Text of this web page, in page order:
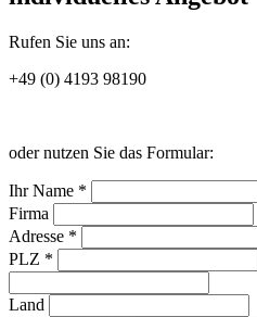
Rufen Sie uns an:
+49 (0) 4193 98190
oder nutzen Sie das Formular:
Ihr Name *
Firma
Adresse *
PLZ *
Land